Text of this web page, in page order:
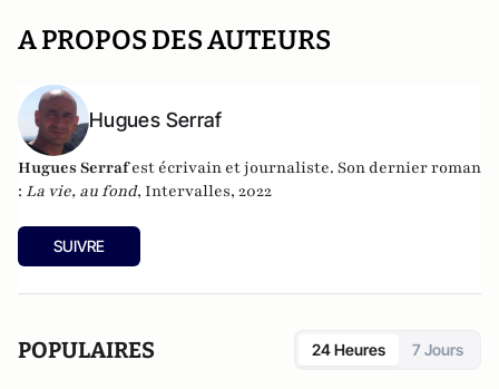
A PROPOS DES AUTEURS
Hugues Serraf
Hugues Serrafest écrivain et journaliste. Son dernier roman
: La vie, au fond, Intervalles, 2022
SUIVRE
POPULAIRES 24 Heures 7 Jours